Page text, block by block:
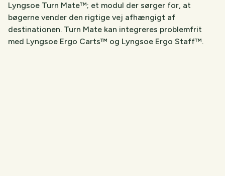
Lyngsoe Turn Mate™; et modul der sørger for, at
bøgerne vender den rigtige vej afhængigt af
destinationen. Turn Mate kan integreres problemfrit
med Lyngsoe Ergo Carts™ og Lyngsoe Ergo Staff™.